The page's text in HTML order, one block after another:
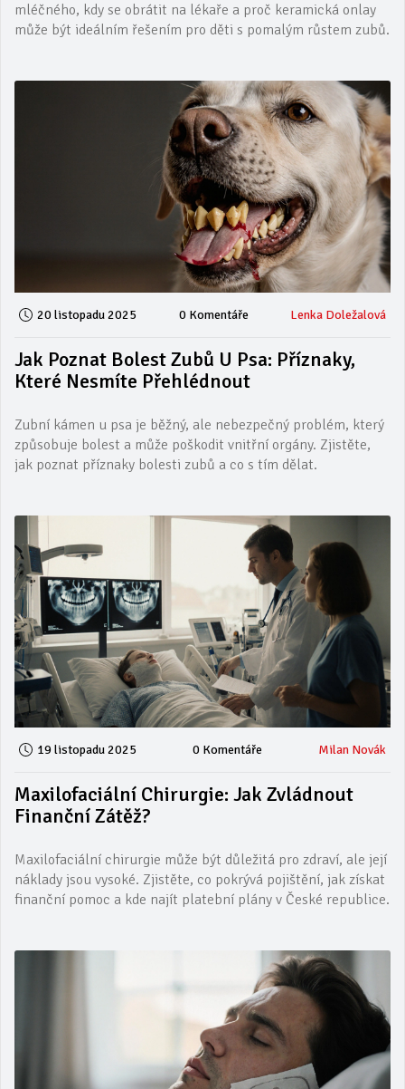
mléčného, kdy se obrátit na lékaře a proč keramická onlay
může být ideálním řešením pro děti s pomalým růstem zubů.
20 listopadu 2025 0 Komentáře Lenka Doležalová
Jak Poznat Bolest Zubů U Psa: Příznaky,
Které Nesmíte Přehlédnout
Zubní kámen u psa je běžný, ale nebezpečný problém, který
způsobuje bolest a může poškodit vnitřní orgány. Zjistěte,
jak poznat příznaky bolesti zubů a co s tím dělat.
19 listopadu 2025 0 Komentáře Milan Novák
Maxilofaciální Chirurgie: Jak Zvládnout
Finanční Zátěž?
Maxilofaciální chirurgie může být důležitá pro zdraví, ale její
náklady jsou vysoké. Zjistěte, co pokrývá pojištění, jak získat
finanční pomoc a kde najít platební plány v České republice.